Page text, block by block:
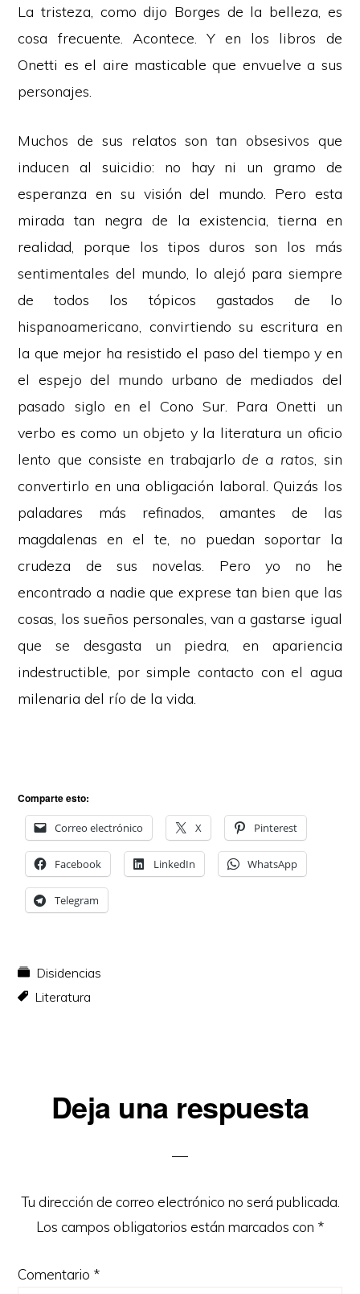
La tristeza, como dijo Borges de la belleza, es
cosa frecuente. Acontece. Y en los libros de
Onetti es el aire masticable que envuelve a sus
personajes.
Muchos de sus relatos son tan obsesivos que
inducen al suicidio: no hay ni un gramo de
esperanza en su visión del mundo. Pero esta
mirada tan negra de la existencia, tierna en
realidad, porque los tipos duros son los más
sentimentales del mundo, lo alejó para siempre
de todos los tópicos gastados de lo
hispanoamericano, convirtiendo su escritura en
la que mejor ha resistido el paso del tiempo y en
el espejo del mundo urbano de mediados del
pasado siglo en el Cono Sur. Para Onetti un
verbo es como un objeto y la literatura un oficio
lento que consiste en trabajarlo de a ratos, sin
convertirlo en una obligación laboral. Quizás los
paladares más refinados, amantes de las
magdalenas en el te, no puedan soportar la
crudeza de sus novelas. Pero yo no he
encontrado a nadie que exprese tan bien que las
cosas, los sueños personales, van a gastarse igual
que se desgasta un piedra, en apariencia
indestructible, por simple contacto con el agua
milenaria del río de la vida.
Comparte esto:
Correo electrónico X Pinterest
Facebook LinkedIn WhatsApp
Telegram
Disidencias
Literatura
Interacciones
lectores
Deja una respuesta
Tu dirección de correo electrónico no será publicada.
Los campos obligatorios están marcados con *
Comentario *